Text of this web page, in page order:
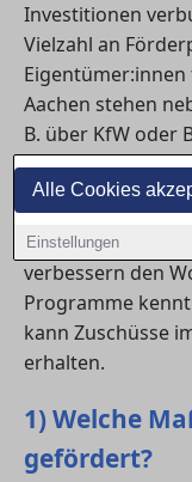
Alle Cookies
Einstellungen
Investitionen
Vielzahl an
Aachen stehen
B. über KfW oder
Gut geplante
Heizkosten,
verbessern den
Programme
kann Zuschüsse
erhalten.
1) Welche
gefördert?